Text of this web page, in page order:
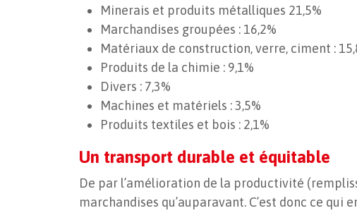
Minerais et produits métalliques 21,5%
Marchandises groupées : 16,2%
Matériaux de construction, verre, ciment :
Produits de la chimie : 9,1%
Divers : 7,3%
Machines et matériels : 3,5%
Produits textiles et bois : 2,1%
Un transport durable et équitable
De par l’amélioration de la productivité
marchandises qu’auparavant. C’est donc ce